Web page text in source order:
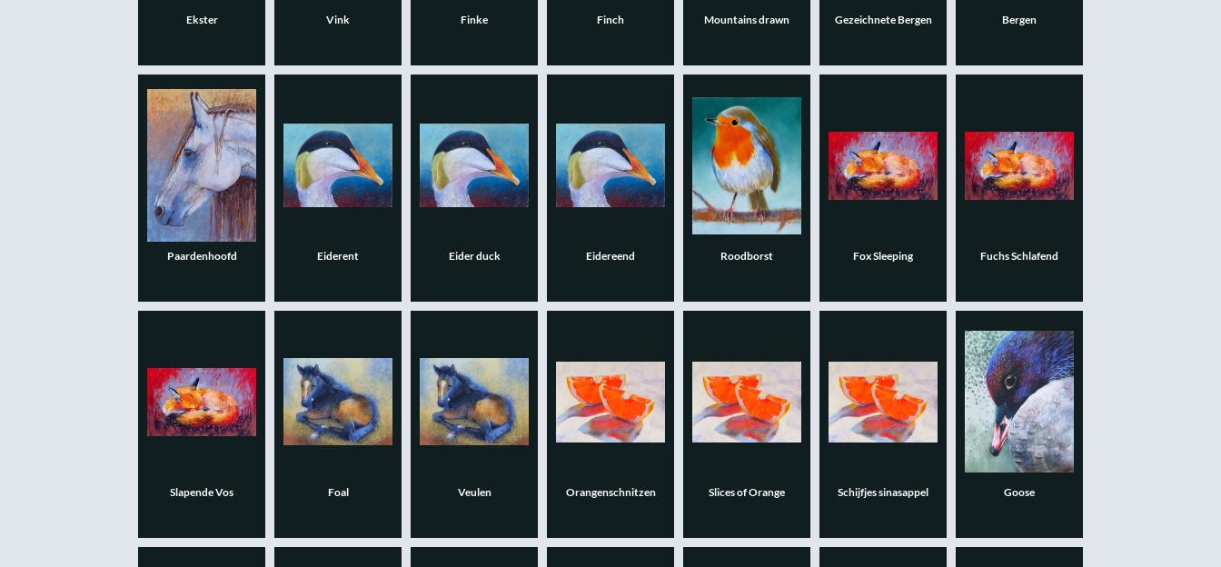
Ekster Vink Finke Finch Mountains drawn Gezeichnete Bergen Bergen
Paardenhoofd Eiderent Eider duck Eidereend Roodborst Fox Sleeping Fuchs Schlafend
Slapende Vos Foal Veulen Orangenschnitzen Slices of Orange Schijfjes sinasappel Goose